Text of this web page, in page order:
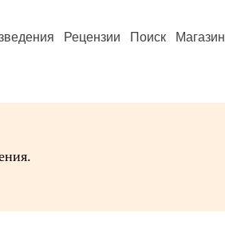
Рецензии Поиск Магазин